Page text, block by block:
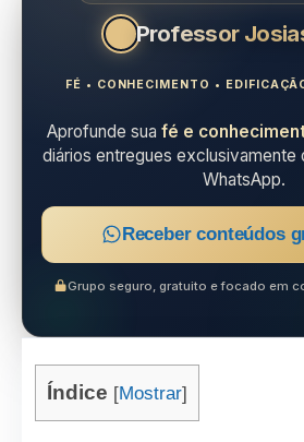
Professor
FÉ • CONHECIMENTO •
Aprofunde suafé e
diários entregues exclusivamente
WhatsApp.
Receber conteúdos
Grupo seguro, gratuito e focado em
Índice [Mostrar]